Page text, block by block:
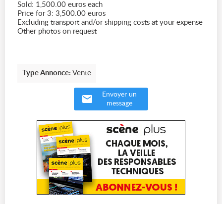
Sold: 1,500.00 euros each
Price for 3: 3,500.00 euros
Excluding transport and/or shipping costs at your expense
Other photos on request
Type Annonce: Vente
Envoyer un
message